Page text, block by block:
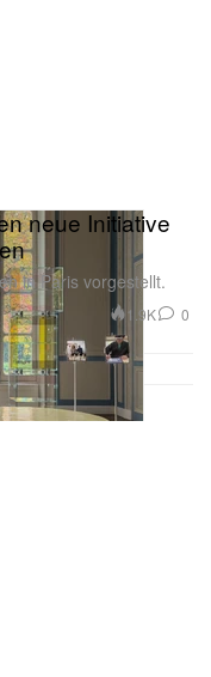
neue Initiative
in Paris vorgestellt.
1.9K 0